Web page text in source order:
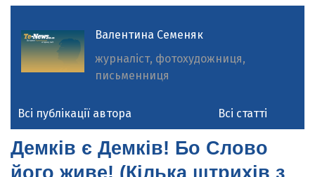
Валентина Семеняк
журналіст, фотохудожниця,
письменниця
Всі публікації автора Всі статті
Демків є Демків! Бо Слово